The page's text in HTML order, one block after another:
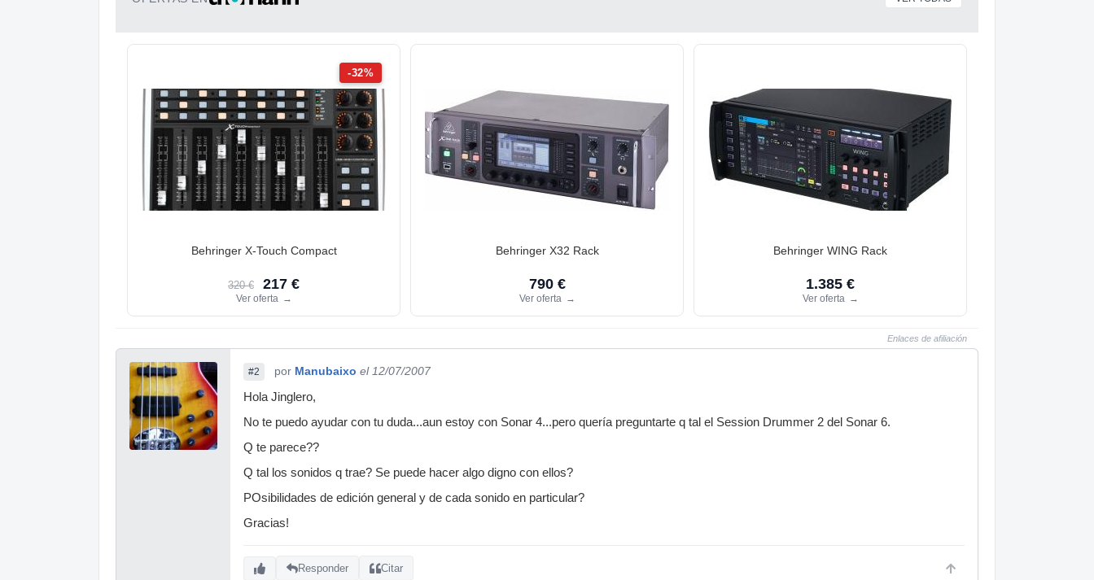
-32%
Behringer X-Touch Compact
320 € 217 €
Ver oferta →
Behringer X32 Rack
790 €
Ver oferta →
Behringer WING Rack
1.385 €
Ver oferta →
Enlaces de afiliación
#2 por Manubaixo el 12/07/2007
Hola Jinglero,
No te puedo ayudar con tu duda...aun estoy con Sonar 4...pero quería preguntarte q tal el Session Drummer 2 del Sonar 6.
Q te parece??
Q tal los sonidos q trae? Se puede hacer algo digno con ellos?
POsibilidades de edición general y de cada sonido en particular?
Gracias!
Responder Citar